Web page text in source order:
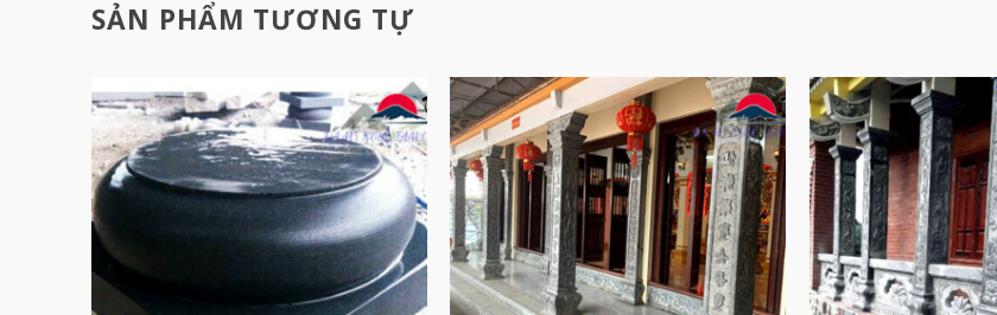
SẢN PHẨM TƯƠNG TỰ